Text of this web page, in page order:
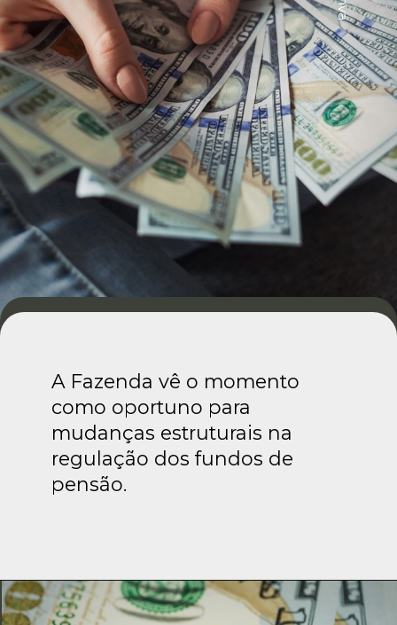
A Fazenda vê o momento
como oportuno para
mudanças estruturais na
regulação dos fundos de
pensão.